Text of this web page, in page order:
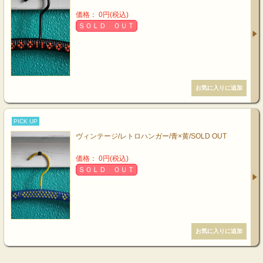
価格： 0円(税込)
ＳＯＬＤ ＯＵＴ
PICK UP
ヴィンテージ/レトロハンガー/青×黄/SOLD OUT
価格： 0円(税込)
ＳＯＬＤ ＯＵＴ